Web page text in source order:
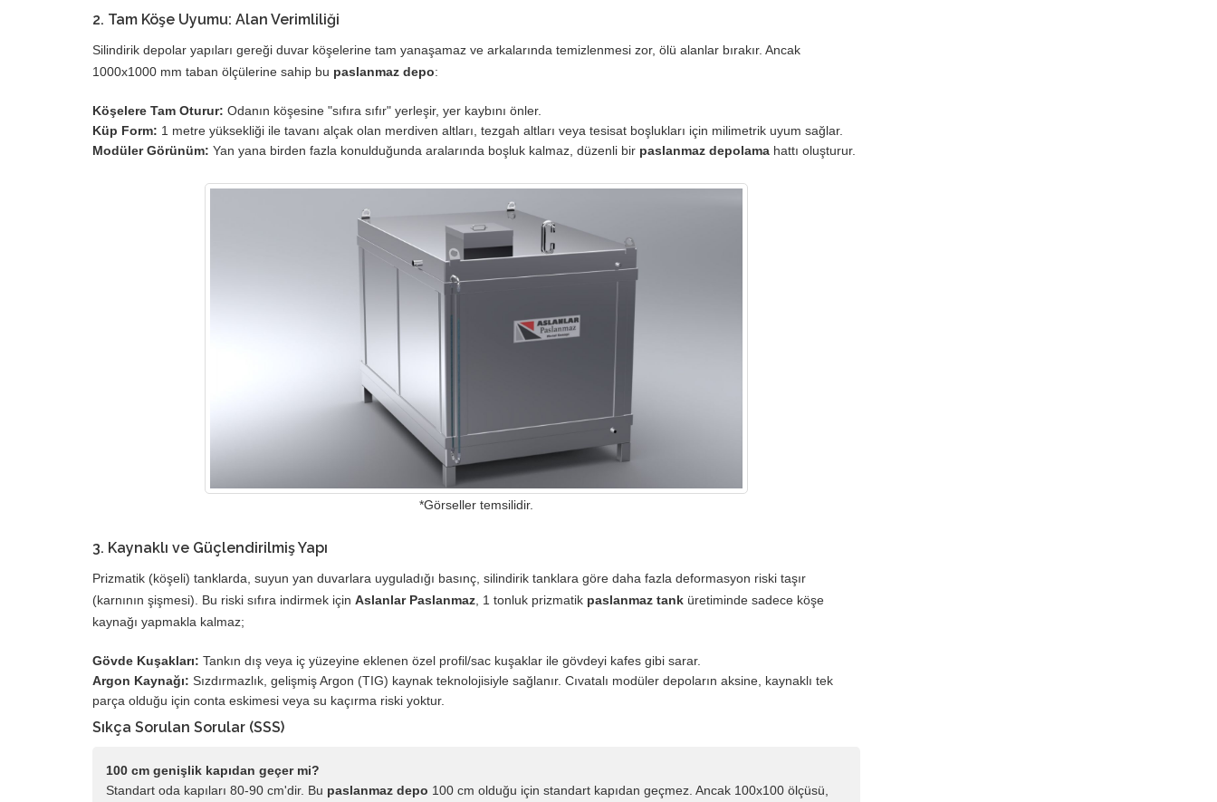
2. Tam Köşe Uyumu: Alan Verimliliği
Silindirik depolar yapıları gereği duvar köşelerine tam yanaşamaz ve arkalarında temizlenmesi zor, ölü alanlar bırakır. Ancak
1000x1000 mm taban ölçülerine sahip bu paslanmaz depo:
Köşelere Tam Oturur: Odanın köşesine "sıfıra sıfır" yerleşir, yer kaybını önler.
Küp Form: 1 metre yüksekliği ile tavanı alçak olan merdiven altları, tezgah altları veya tesisat boşlukları için milimetrik uyum sağlar.
Modüler Görünüm: Yan yana birden fazla konulduğunda aralarında boşluk kalmaz, düzenli bir paslanmaz depolama hattı oluşturur.
*Görseller temsilidir.
3. Kaynaklı ve Güçlendirilmiş Yapı
Prizmatik (köşeli) tanklarda, suyun yan duvarlara uyguladığı basınç, silindirik tanklara göre daha fazla deformasyon riski taşır
(karnının şişmesi). Bu riski sıfıra indirmek için Aslanlar Paslanmaz , 1 tonluk prizmatik paslanmaz tank üretiminde sadece köşe
kaynağı yapmakla kalmaz;
Gövde Kuşakları: Tankın dış veya iç yüzeyine eklenen özel profil/sac kuşaklar ile gövdeyi kafes gibi sarar.
Argon Kaynağı: Sızdırmazlık, gelişmiş Argon (TIG) kaynak teknolojisiyle sağlanır. Cıvatalı modüler depoların aksine, kaynaklı tek
parça olduğu için conta eskimesi veya su kaçırma riski yoktur.
Sıkça Sorulan Sorular (SSS)
100 cm genişlik kapıdan geçer mi?
Standart oda kapıları 80-90 cm'dir. Bu paslanmaz depo 100 cm olduğu için standart kapıdan geçmez. Ancak 100x100 ölçüsü,